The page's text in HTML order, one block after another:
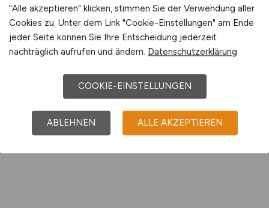
"Alle akzeptieren" klicken, stimmen Sie der Verwendung aller
Cookies zu. Unter dem Link "Cookie-Einstellungen" am Ende
jeder Seite können Sie Ihre Entscheidung jederzeit
nachträglich aufrufen und ändern. Datenschutzerklärung
COOKIE-EINSTELLUNGEN
ABLEHNEN ALLE AKZEPTIEREN